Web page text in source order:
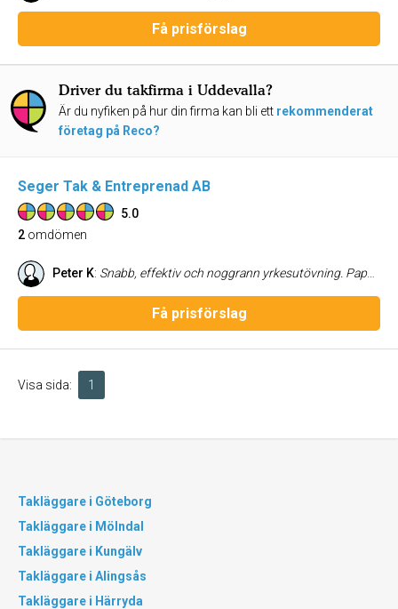
Få prisförslag
Driver du takfirma i Uddevalla?
Är du nyfiken på hur din firma kan bli ett rekommenderat
företag på Reco?
Seger Tak & Entreprenad AB
5.0
2 omdömen
Peter K: Snabb, effektiv och noggrann yrkesutövning. Papptakläggning på fastighet med platt tak. Smidigt och proffsigt. Tack
Få prisförslag
Visa sida: 1
Takläggare i Göteborg
Takläggare i Mölndal
Takläggare i Kungälv
Takläggare i Alingsås
Takläggare i Härryda